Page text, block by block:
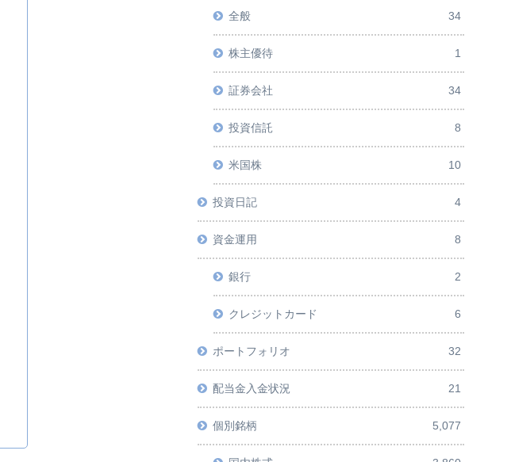
全般 34
株主優待 1
証券会社 34
投資信託 8
米国株 10
投資日記 4
資金運用 8
銀行 2
クレジットカード 6
ポートフォリオ 32
配当金入金状況 21
個別銘柄 5,077